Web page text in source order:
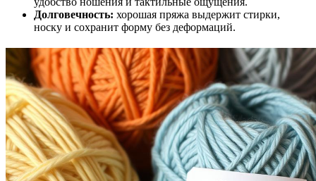
Долговечность: хорошая пряжа выдержит стирки,
носку и сохранит форму без деформаций.